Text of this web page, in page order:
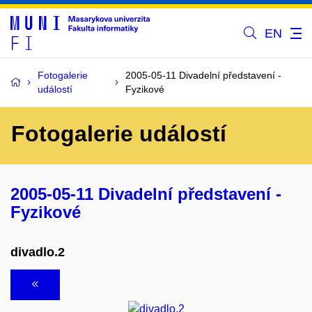
EN
Fotogalerie
událostí
2005-05-11 Divadelní představení -
Fyzikové
Fotogalerie událostí
2005-05-11 Divadelní představení -
Fyzikové
divadlo.2